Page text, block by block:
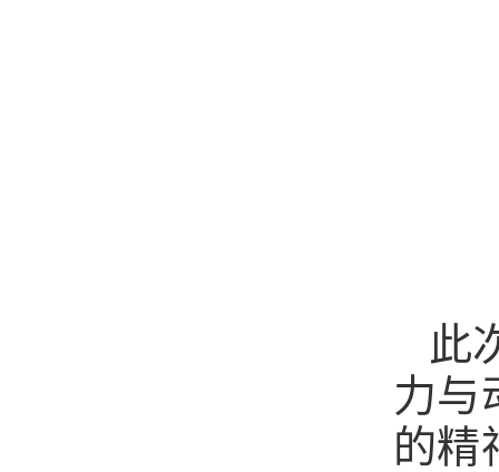
此
力与
的精